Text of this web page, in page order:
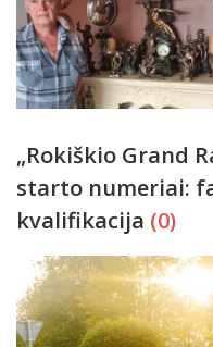
„Rokiškio Grand
starto numeriai:
kvalifikacija (0)